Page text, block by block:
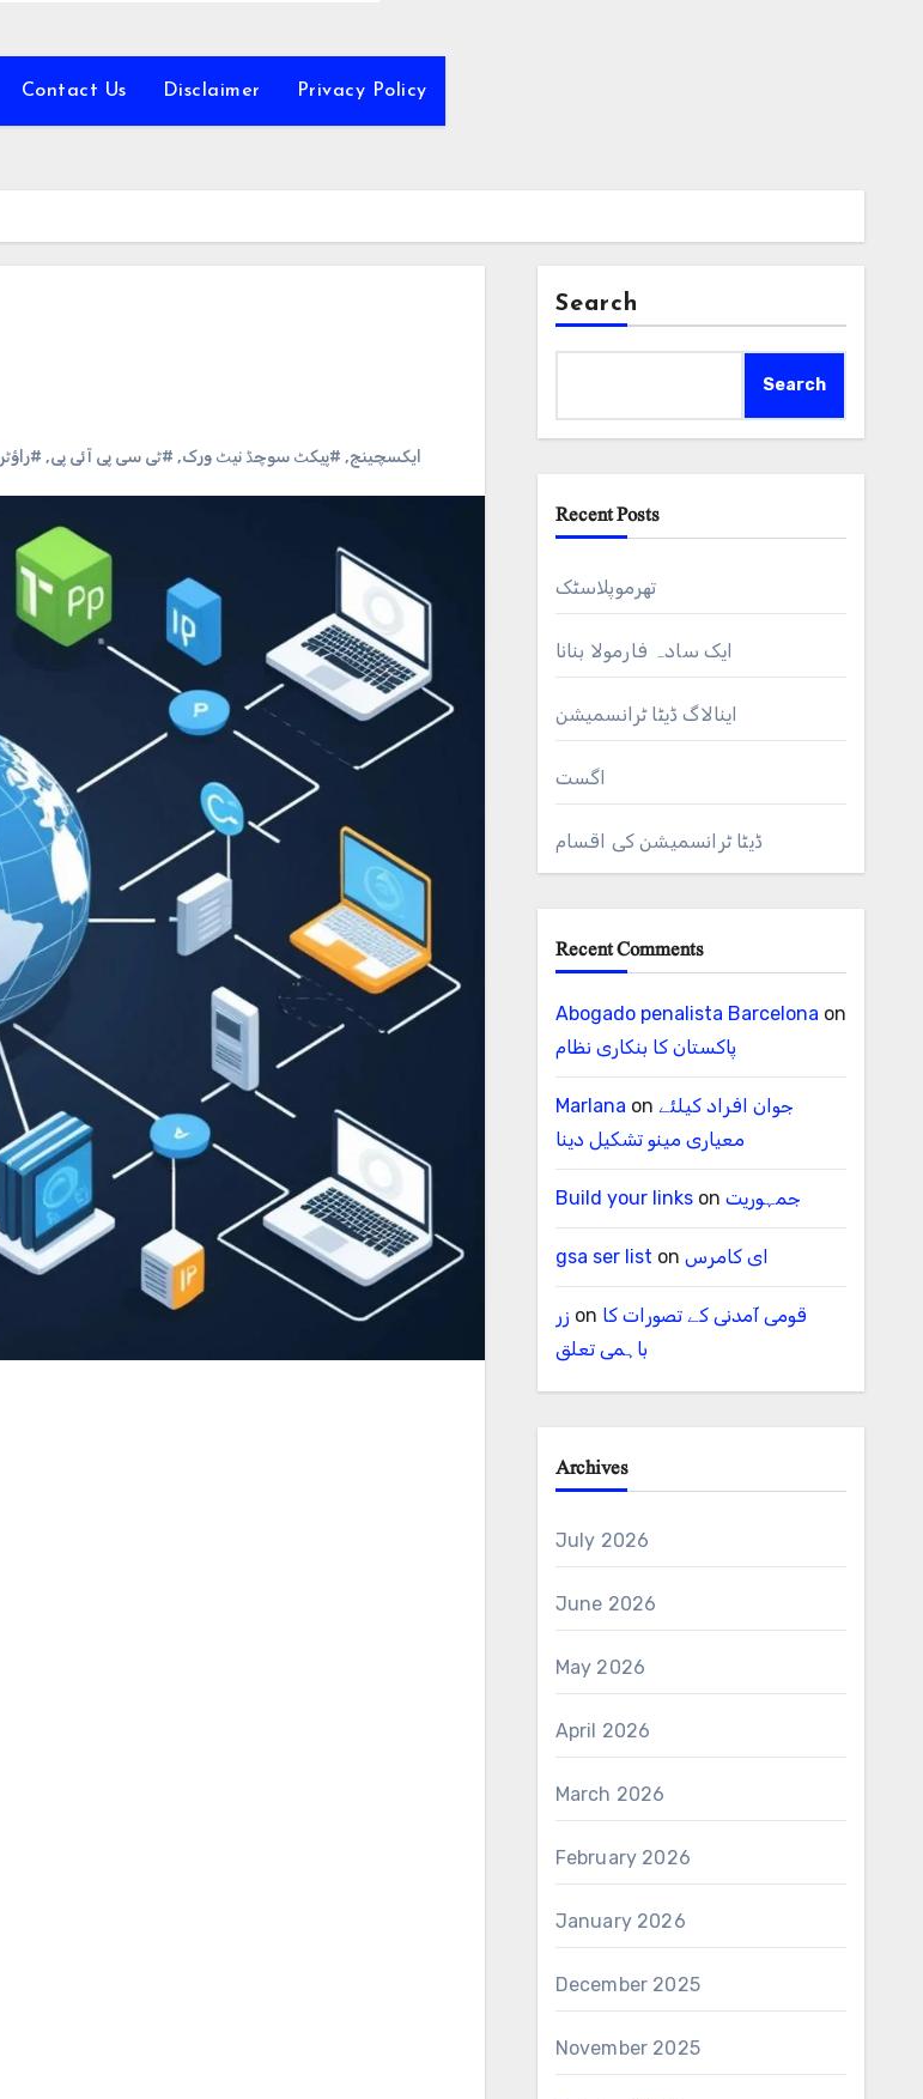
Contact Us Disclaimer Privacy Policy
#ایکسچینج, #پیکٹ سوچڈ نیٹ ورک, #ٹی سی پی آئی پی, #راؤٹر
Search
Search
Recent Posts
تھرموپلاسٹک
ایک سادہ فارمولا بنانا
اینالاگ ڈیٹا ٹرانسمیشن
اگست
ڈیٹا ٹرانسمیشن کی اقسام
Recent Comments
Abogado penalista Barcelona on
پاکستان کا بنکاری نظام
Marlana on جوان افراد کیلئے
معیاری مینو تشکیل دینا
Build your linkson جمہوریت
gsa ser list on ای کامرس
زر on قومی آمدنی کے تصورات کا
باہمی تعلق
Archives
July 2026
June 2026
May 2026
April 2026
March 2026
February 2026
January 2026
December 2025
November 2025